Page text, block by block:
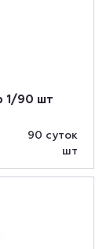
1/90 шт
90 суток
шт